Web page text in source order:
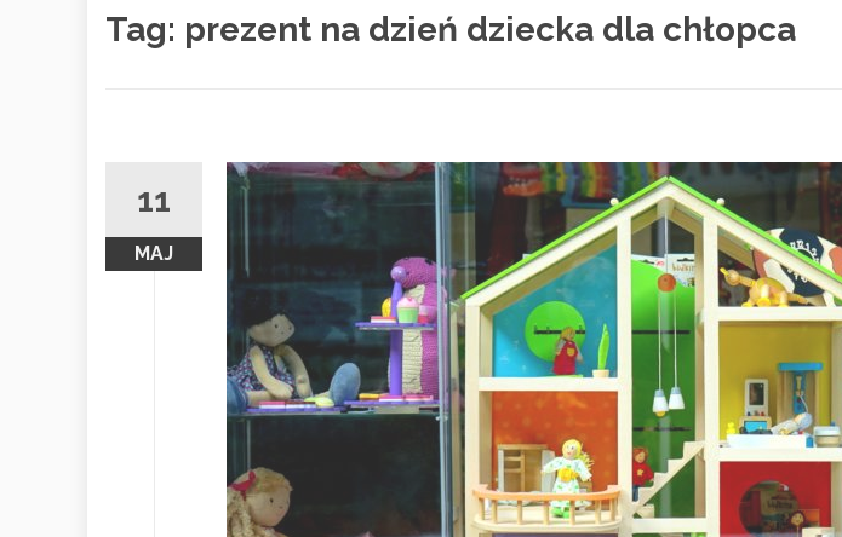
Tag: prezent na dzień dziecka dla chłopca
11
MAJ